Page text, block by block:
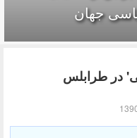
جهان
در طرابلس